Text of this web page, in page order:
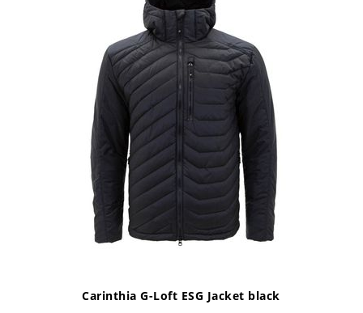
Carinthia G-Loft ESG Jacket black